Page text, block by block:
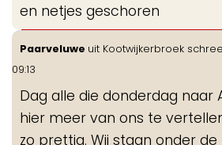
en netjes geschoren
Paarveluwe uit Kootwijkerbroek
09:13
Dag alle die donderdag naar
hier meer van ons te
zo prettig. Wij staan onder